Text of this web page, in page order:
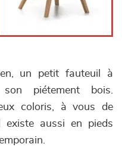
un petit fauteuil à
piétement bois.
coloris, à vous de
existe aussi en pieds